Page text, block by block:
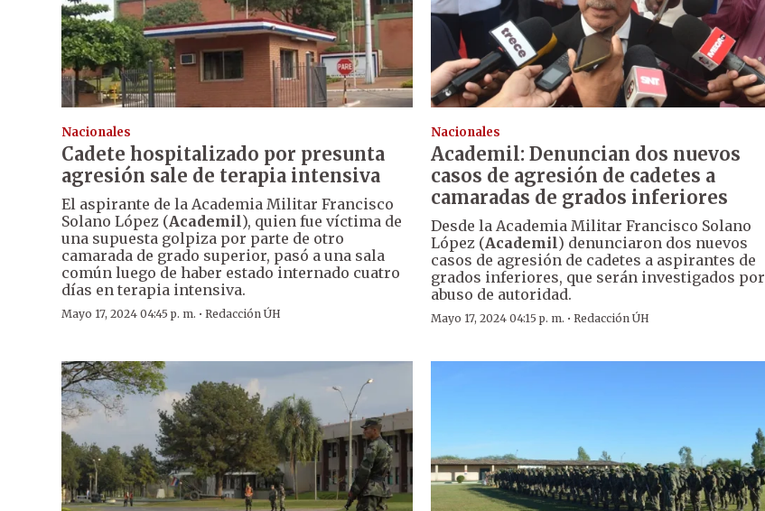
Nacionales
Cadete hospitalizado por presunta
agresión sale de terapia intensiva
El aspirante de la Academia Militar Francisco
Solano López (Academil), quien fue víctima de
una supuesta golpiza por parte de otro
camarada de grado superior, pasó a una sala
común luego de haber estado internado cuatro
días en terapia intensiva.
Mayo 17, 2024 04:45 p. m. · Redacción ÚH
Nacionales
Academil: Denuncian dos nuevos
casos de agresión de cadetes a
camaradas de grados inferiores
Desde la Academia Militar Francisco Solano
López (Academil) denunciaron dos nuevos
casos de agresión de cadetes a aspirantes de
grados inferiores, que serán investigados por
abuso de autoridad.
Mayo 17, 2024 04:15 p. m. ·Redacción ÚH